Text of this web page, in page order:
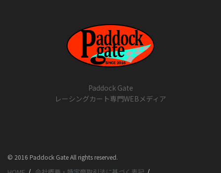
Paddock Gate
レーシングカート専門WEBメディア
© 2016 Paddock Gate All rights reserved.